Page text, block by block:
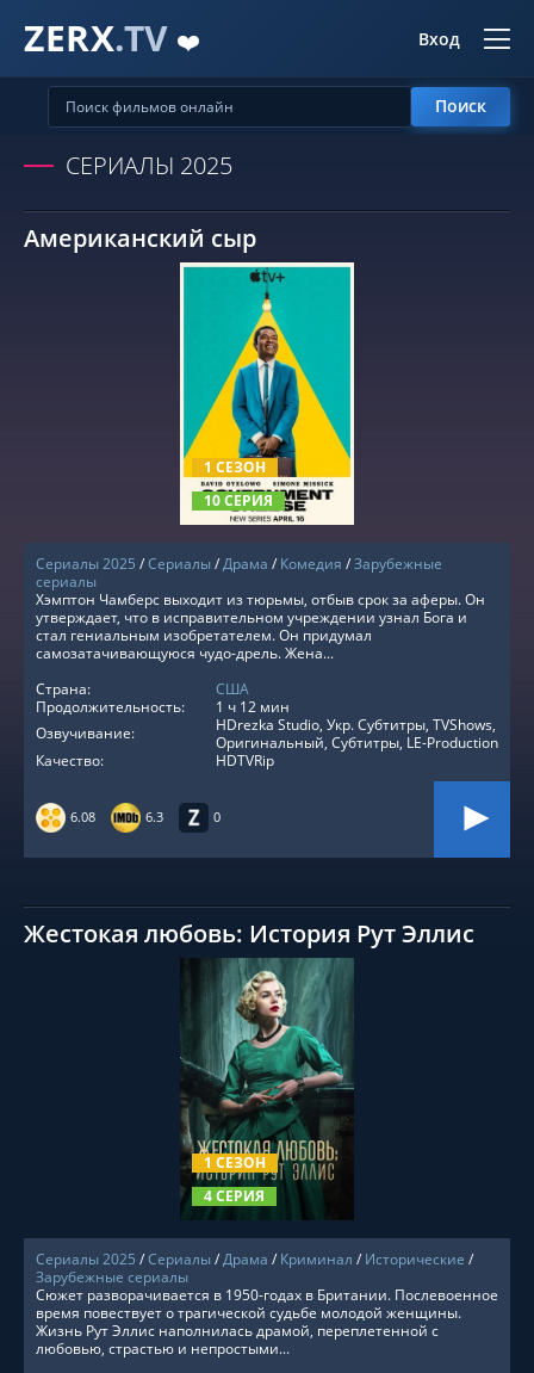
ZERX.TV ❤️ Вход
Поиск
СЕРИАЛЫ 2025
Американский сыр
1 СЕЗОН
10 СЕРИЯ
СМОТРЕТЬ ОНЛАЙН
Сериалы 2025 /Сериалы/Драма / Комедия /Зарубежные
сериалы
6.08 6.3 0
Хэмптон Чамберс выходит из тюрьмы, отбыв срок за аферы. Он
утверждает, что в исправительном учреждении узнал Бога и
стал гениальным изобретателем. Он придумал
самозатачивающуюся чудо-дрель. Жена...
Страна:
США
Продолжительность:
1 ч 12 мин
Озвучивание:
HDrezka Studio, Укр. Субтитры, TVShows,
Оригинальный, Субтитры, LE-Production
Качество:
HDTVRip
Жестокая любовь: История Рут Эллис
1 СЕЗОН
4 СЕРИЯ
СМОТРЕТЬ ОНЛАЙН
Сериалы 2025 /Сериалы/Драма / Криминал / Исторические /
Зарубежные сериалы
Сюжет разворачивается в 1950-годах в Британии. Послевоенное
время повествует о трагической судьбе молодой женщины.
Жизнь Рут Эллис наполнилась драмой, переплетенной с
любовью, страстью и непростыми...